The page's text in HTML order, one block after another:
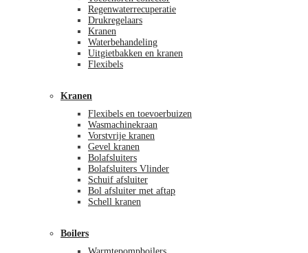
Regenwaterrecuperatie
Drukregelaars
Kranen
Waterbehandeling
Uitgietbakken en kranen
Flexibels
Kranen
Flexibels en toevoerbuizen
Wasmachinekraan
Vorstvrije kranen
Gevel kranen
Bolafsluiters
Bolafsluiters Vlinder
Schuif afsluiter
Bol afsluiter met aftap
Schell kranen
Boilers